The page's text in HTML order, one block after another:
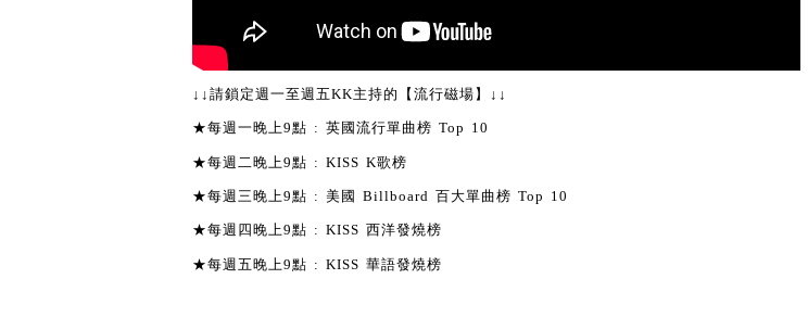
↓↓請鎖定週一至週五KK主持的【流行磁場】↓↓
★每週一晚上9點 : 英國流行單曲榜 Top 10
★每週二晚上9點 : KISS K歌榜
★每週三晚上9點 : 美國 Billboard 百大單曲榜 Top 10
★每週四晚上9點 : KISS 西洋發燒榜
★每週五晚上9點 : KISS 華語發燒榜